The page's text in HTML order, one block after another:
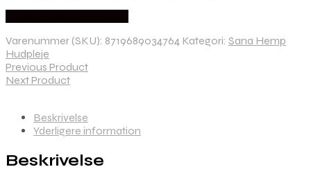
Varenummer (SKU): 8719689034764 Kategori: Sana Hemp
Hudpleje
Previous Product
Next Product
Beskrivelse
Yderligere information
Beskrivelse